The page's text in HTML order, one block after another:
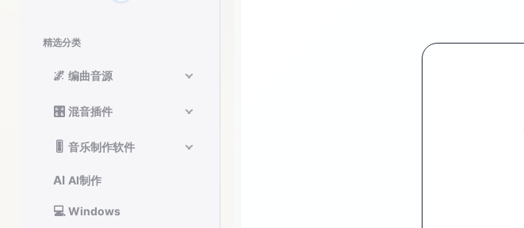
精选分类
🌌 编曲音源
🎛️ 混音插件
🎚️ 音乐制作软件
AI AI制作
💻 Windows